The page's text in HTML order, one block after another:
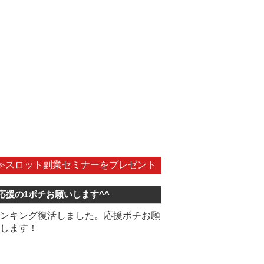
ロット副業セミナーをプレゼント
援の1ポチお願いします^^
キング復活しました。応援ポチお願
ます！